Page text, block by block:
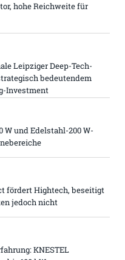
hohe Reichweite für
Leipziger Deep-Tech-
bedeutendem
Investment
W und Edelstahl-200 W-
fördert Hightech, beseitigt
jedoch nicht
KNESTEL